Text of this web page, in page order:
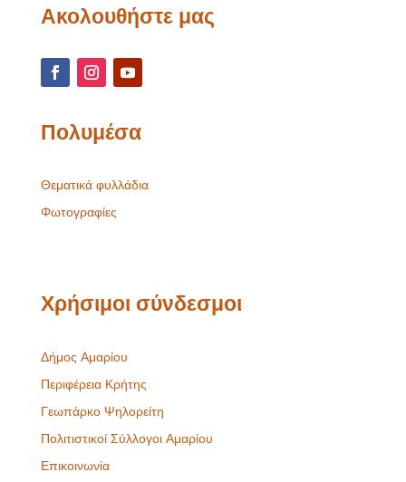
Ακολουθήστε μας
Πολυμέσα
Θεματικά φυλλάδια
Φωτογραφίες
Χρήσιμοι σύνδεσμοι
Δήμος Αμαρίου
Περιφέρεια Κρήτης
Γεωπάρκο Ψηλορείτη
Πολιτιστικοί Σύλλογοι Αμαρίου
Επικοινωνία